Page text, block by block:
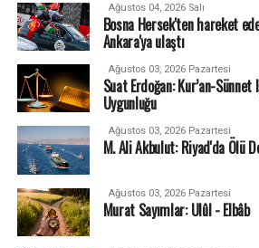
Ağustos 04, 2026 Salı
Bosna Hersek'ten hareket
Ankara'ya ulaştı
Ağustos 03, 2026 Pazartesi
Suat Erdoğan: Kur’an-Sünnet
Uygunluğu
Ağustos 03, 2026 Pazartesi
M. Ali Akbulut: Riyad'da Ölü
Ağustos 03, 2026 Pazartesi
Murat Sayımlar: Ulûl - Elbâb